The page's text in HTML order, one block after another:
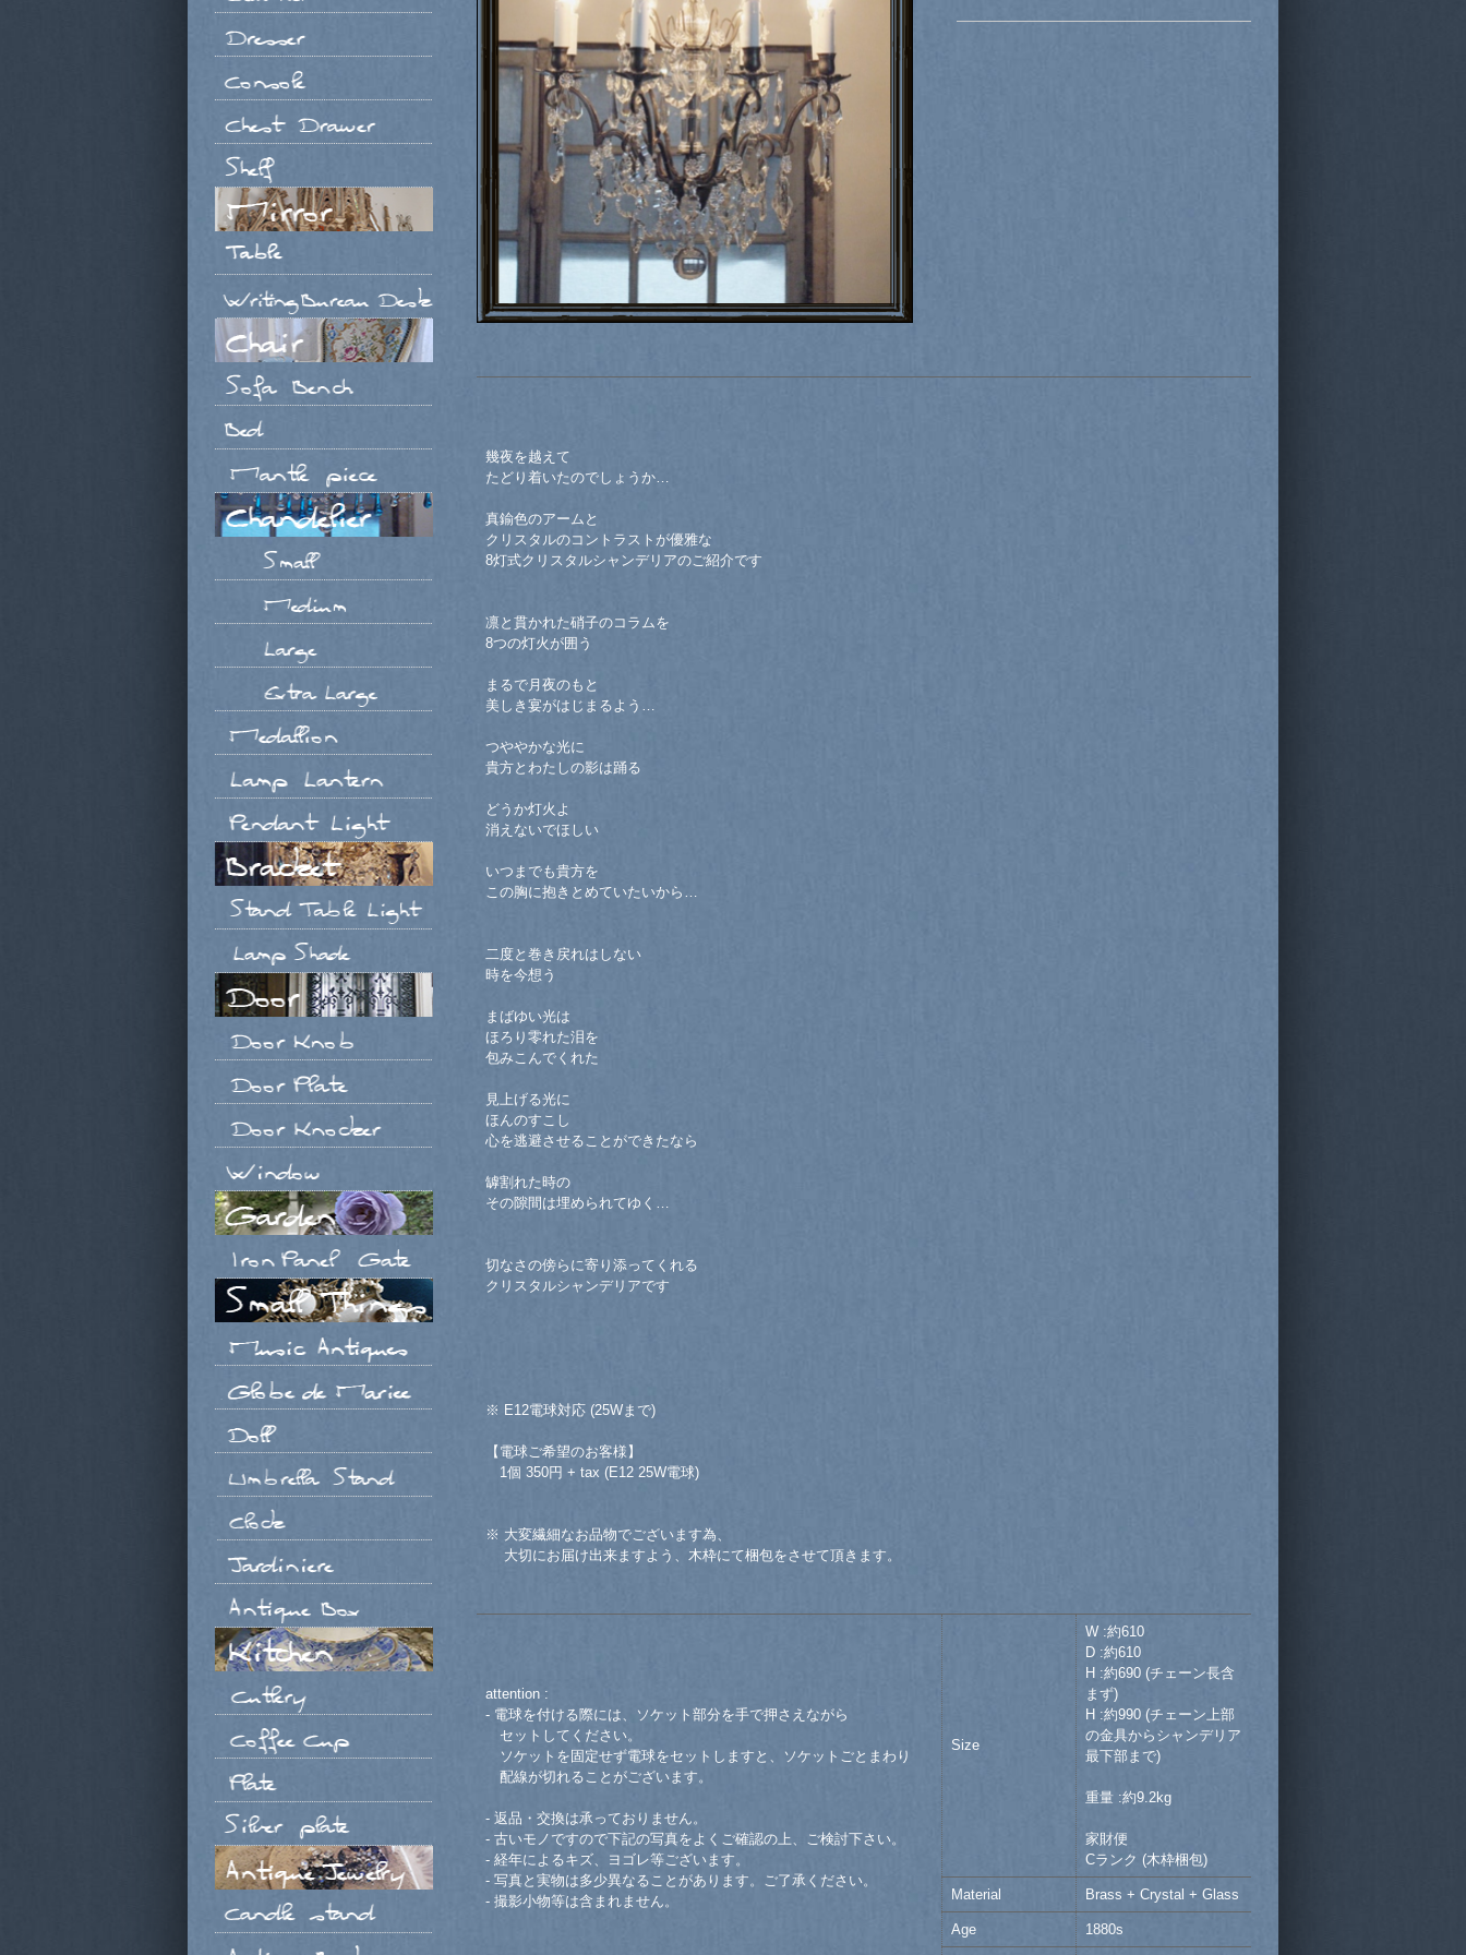
幾夜を越えて
たどり着いたのでしょうか…
真鍮色のアームと
クリスタルのコントラストが優雅な
8灯式クリスタルシャンデリアのご紹介です
凛と貫かれた硝子のコラムを
8つの灯火が囲う
まるで月夜のもと
美しき宴がはじまるよう…
つややかな光に
貴方とわたしの影は踊る
どうか灯火よ
消えないでほしい
いつまでも貴方を
この胸に抱きとめていたいから…
二度と巻き戻れはしない
時を今想う
まばゆい光は
ほろり零れた泪を
包みこんでくれた
見上げる光に
ほんのすこし
心を逃避させることができたなら
罅割れた時の
その隙間は埋められてゆく…
切なさの傍らに寄り添ってくれる
クリスタルシャンデリアです
※ E12電球対応 (25Wまで)
【電球ご希望のお客様】
1個 350円 + tax (E12 25W電球)
※ 大変繊細なお品物でございます為、
大切にお届け出来ますよう、木枠にて梱包をさせて頂きます。
attention :
- 電球を付ける際には、ソケット部分を手で押さえながら
セットしてください。
ソケットを固定せず電球をセットしますと、ソケットごとまわり
配線が切れることがございます。
- 返品・交換は承っておりません。
- 古いモノですので下記の写真をよくご確認の上、ご検討下さい。
- 経年によるキズ、ヨゴレ等ございます。
- 写真と実物は多少異なることがあります。ご了承ください。
- 撮影小物等は含まれません。
Size
W :約610
D :約610
H :約690 (チェーン長含
まず)
H :約990 (チェーン上部
の金具からシャンデリア
最下部まで)
重量 :約9.2kg
家財便
Cランク (木枠梱包)
Material Brass + Crystal + Glass
Age 1880s